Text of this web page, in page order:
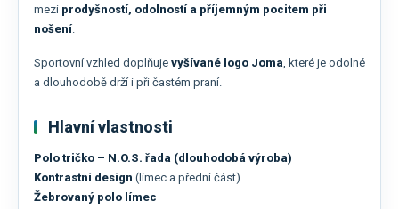
mezi prodyšností, odolností a příjemným pocitem při
nošení.
Sportovní vzhled doplňuje vyšívané logo Joma, které je odolné
a dlouhodobě drží i při častém praní.
Hlavní vlastnosti
Polo tričko – N.O.S. řada (dlouhodobá výroba)
Kontrastní design (límec a přední část)
Žebrovaný polo límec